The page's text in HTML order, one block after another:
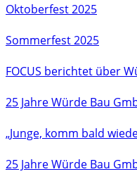
Oktoberfest 2025
Sommerfest 2025
FOCUS berichtet über
25 Jahre Würde Bau
„Junge, komm bald
25 Jahre Würde Bau